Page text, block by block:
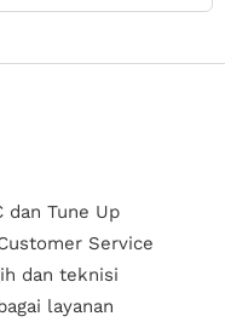
dan Tune Up
Service
dan teknisi
layanan